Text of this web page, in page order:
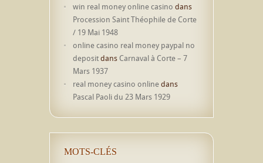
win real money online casino dans
Procession Saint Théophile de Corte
/ 19 Mai 1948
online casino real money paypal no
depositdans Carnaval à Corte – 7
Mars 1937
real money casino onlinedans
Pascal Paoli du 23 Mars 1929
MOTS-CLÉS